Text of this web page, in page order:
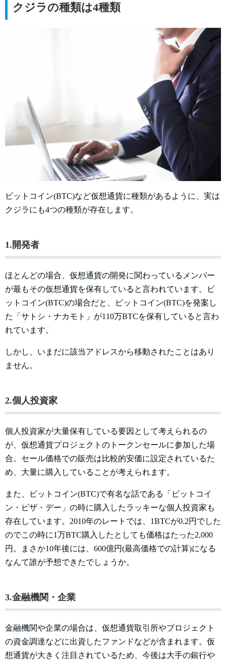
クジラの種類は4種類
ビットコイン(BTC)など仮想通貨に種類があるように、実は
クジラにも4つの種類が存在します。
1.開発者
ほとんどの場合、仮想通貨の開発に関わっているメンバー
が最もその仮想通貨を保有していると言われています。ビ
ットコイン(BTC)の場合だと、ビットコイン(BTC)を発案し
た「サトシ・ナカモト」が110万BTCを保有していると言わ
れています。
しかし、いまだに該当アドレスから移動されたことはあり
ません。
2.個人投資家
個人投資家が大量保有している要因として考えられるの
が、仮想通貨プロジェクトのトークンセールに参加した場
合。セール価格での販売は比較的安価に設定されているた
め、大量に購入していることが考えられます。
また、ビットコイン(BTC)で有名な話である「ビットコイ
ン・ピザ・デー」の時に購入したラッキーな個人投資家も
存在しています。2010年のレートでは、1BTCが0.2円でした
のでこの時に1万BTC購入したとしても価格はたった2,000
円。まさか10年後には、600億円(最高価格での計算)になる
なんて誰が予想できたでしょうか。
3.金融機関・企業
金融機関や企業の場合は、仮想通貨取引所やプロジェクト
の資金調達などに出資したファンドなどが含まれます。仮
想通貨が大きく注目されているため、今後は大手の銀行や